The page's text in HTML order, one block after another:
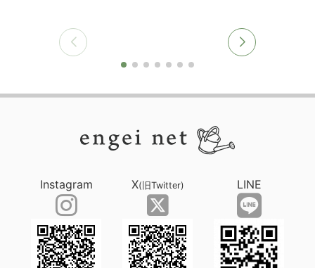
Instagram X(旧Twitter) LINE